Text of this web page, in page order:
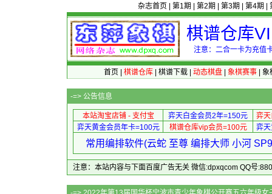
杂志首页 第1期 第2期 第3期 第4期
棋谱仓库
注意：二合一卡为充值
首页 棋谱仓库| 棋谱下载| 动态棋盘| 象棋赛事| 象
-=> 公告信息
本站淘宝店铺 - 支付宝 弈天白金会员2年=150元
弈
弈天黄金会员年卡=100元
棋谱仓库vip会员=100元 弈
常用编排软件(云蛇 至尊 编排大师 小河
注意：本站内容与下面百度广告无关 微信:dpxqcom QQ号